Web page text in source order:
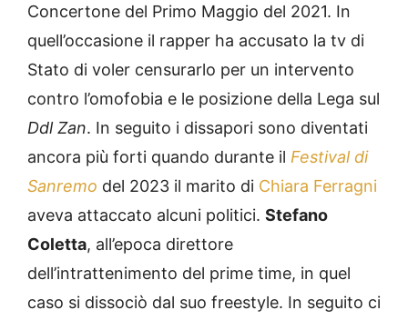
Concertone del Primo Maggio del 2021. In
quell’occasione il rapper ha accusato la tv di
Stato di voler censurarlo per un intervento
contro l’omofobia e le posizione della Lega sul
Ddl Zan. In seguito i dissapori sono diventati
ancora più forti quando durante il Festival di
Sanremo del 2023 il marito di Chiara Ferragni
aveva attaccato alcuni politici. Stefano
Coletta, all’epoca direttore
dell’intrattenimento del prime time, in quel
caso si dissociò dal suo freestyle. In seguito ci